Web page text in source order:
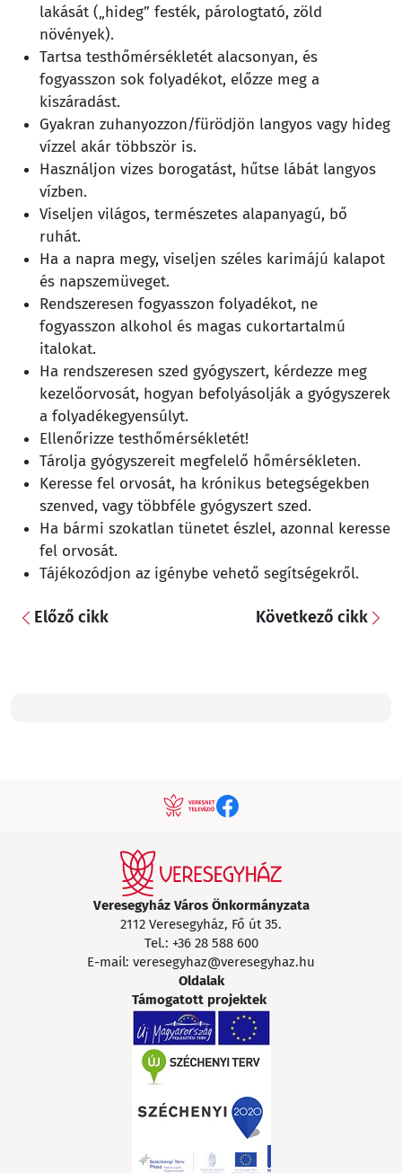
lakását („hideg” festék, párologtató, zöld
növények).
Tartsa testhőmérsékletét alacsonyan, és
fogyasszon sok folyadékot, előzze meg a
kiszáradást.
Gyakran zuhanyozzon/fürödjön langyos vagy hideg
vízzel akár többször is.
Használjon vizes borogatást, hűtse lábát langyos
vízben.
Viseljen világos, természetes alapanyagú, bő
ruhát.
Ha a napra megy, viseljen széles karimájú kalapot
és napszemüveget.
Rendszeresen fogyasszon folyadékot, ne
fogyasszon alkohol és magas cukortartalmú
italokat.
Ha rendszeresen szed gyógyszert, kérdezze meg
kezelőorvosát, hogyan befolyásolják a gyógyszerek
a folyadékegyensúlyt.
Ellenőrizze testhőmérsékletét!
Tárolja gyógyszereit megfelelő hőmérsékleten.
Keresse fel orvosát, ha krónikus betegségekben
szenved, vagy többféle gyógyszert szed.
Ha bármi szokatlan tünetet észlel, azonnal keresse
fel orvosát.
Tájékozódjon az igénybe vehető segítségekről.
Előző cikk Következő cikk
Veresegyház Város Önkormányzata
2112 Veresegyház, Fő út 35.
Tel.: +36 28 588 600
E-mail: veresegyhaz@veresegyhaz.hu
Oldalak
Támogatott projektek